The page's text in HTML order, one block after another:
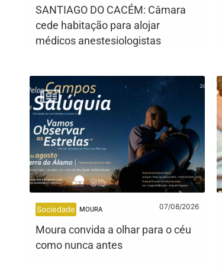
SANTIAGO DO CACÉM: Câmara
cede habitação para alojar
médicos anestesiologistas
Sociedade MOURA 07/08/2026
Moura convida a olhar para o céu
como nunca antes